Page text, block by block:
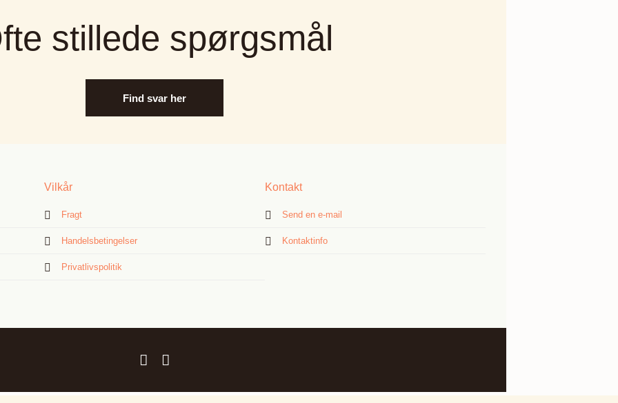
stillede spørgsmål
Find svar her
Vilkår
Fragt
Handelsbetingelser
Privatlivspolitik
Kontakt
Send en e-mail
Kontaktinfo